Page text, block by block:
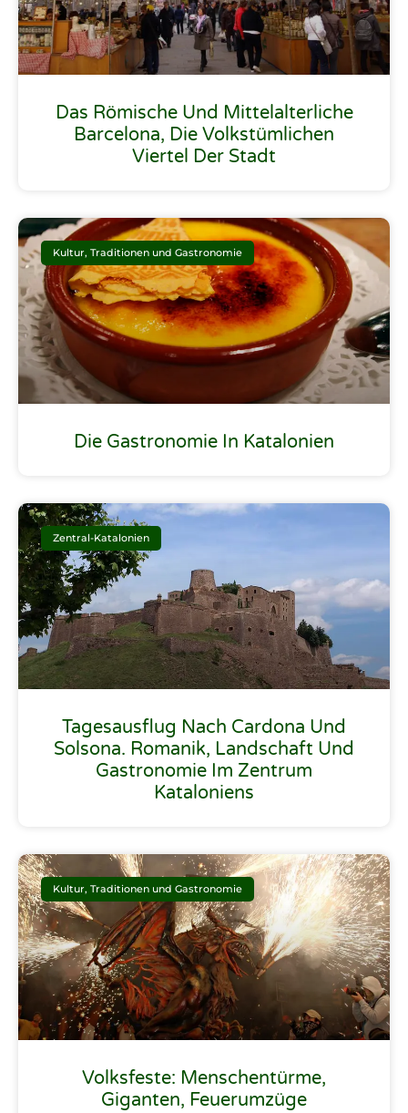
Das Römische Und Mittelalterliche
Barcelona, Die Volkstümlichen
Viertel Der Stadt
Kultur, Traditionen und Gastronomie
Die Gastronomie In Katalonien
Zentral-Katalonien
Tagesausflug Nach Cardona Und
Solsona. Romanik, Landschaft Und
Gastronomie Im Zentrum
Kataloniens
Kultur, Traditionen und Gastronomie
Volksfeste: Menschentürme,
Giganten, Feuerumzüge